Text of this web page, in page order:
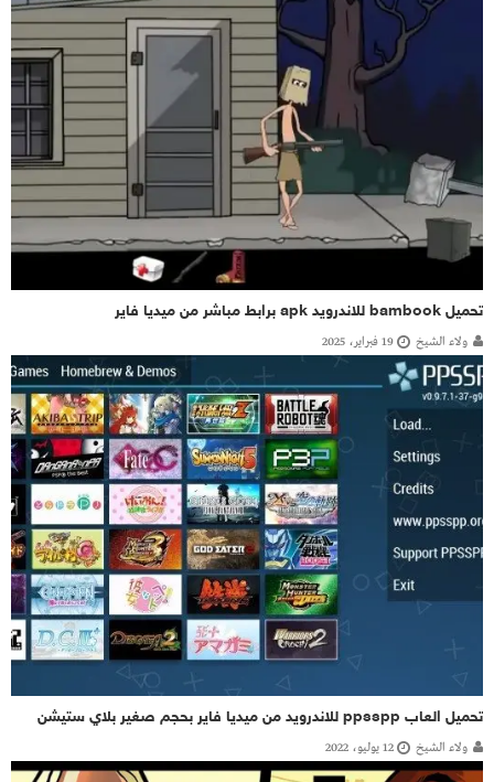
تحميل bambook للاندرويد apk برابط مباشر من ميديا فاير
ولاء الشيخ 19 فبراير، 2025
تحميل العاب ppsspp للاندرويد من ميديا فاير بحجم صغير بلاي ستيشن
ولاء الشيخ 12 يوليو، 2022